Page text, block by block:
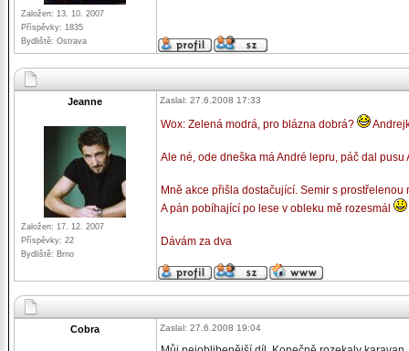
Založen: 13. 10. 2007
Příspěvky: 1835
Bydliště: Ostrava
Jeanne
Založen: 17. 12. 2007
Příspěvky: 22
Bydliště: Brno
Zaslal: 27.6.2008 17:33
Wox: Zelená modrá, pro blázna dobrá?
Ale né, ode dneška má André lepru, páč dal pusu
Mně akce přišla dostačující. Semir s
A pán pobíhající po lese v obleku mě rozesmál
Dávám za dva
Cobra Zaslal: 27.6.2008 19:04